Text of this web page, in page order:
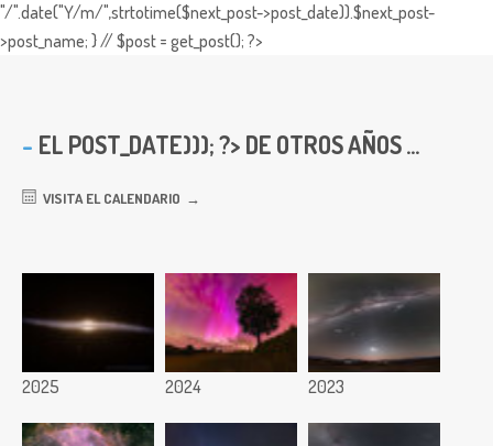
"/".date("Y/m/",strtotime($next_post->post_date)).$next_post-
>post_name; } // $post = get_post(); ?>
EL POST_DATE))); ?> DE OTROS AÑOS ...
VISITA EL CALENDARIO
2025 2024 2023